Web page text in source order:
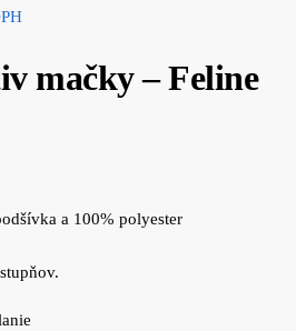
mačky – Feline
a 100% polyester